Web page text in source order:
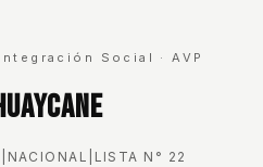
Social ·AVP
NACIONAL LISTA N° 22